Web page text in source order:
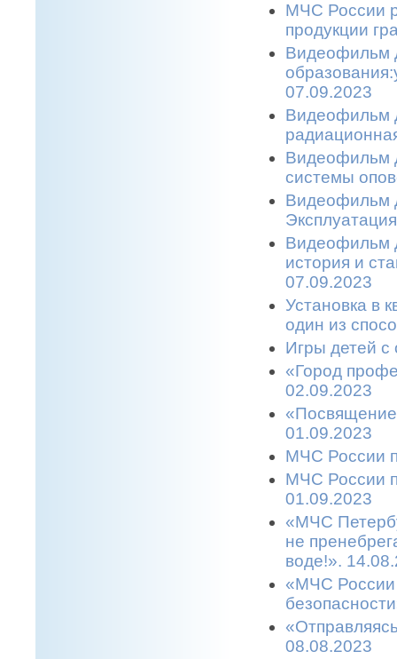
МЧС России
продукции
Видеофильм
07.09.2023
Видеофильм
Видеофильм
системы
Видеофильм
Видеофильм
история и
07.09.2023
Установка в
один из
Игры детей с
«Город
02.09.2023
01.09.2023
МЧС России
МЧС России
01.09.2023
«МЧС
не
воде!».
«МЧС России
08.08.2023